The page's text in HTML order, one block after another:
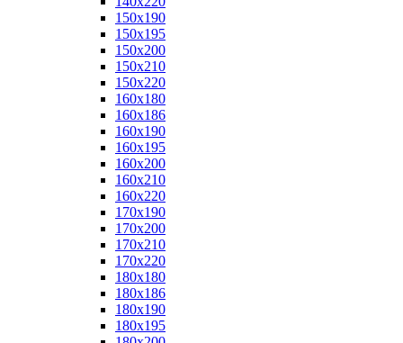
150x190
150x195
150x200
150x210
150x220
160x180
160x186
160x190
160x195
160x200
160x210
160x220
170x190
170x200
170x210
170x220
180x180
180x186
180x190
180x195